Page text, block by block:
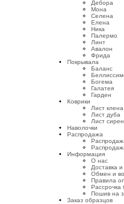
Дебора
Мона
Селена
Елена
Ника
Палермо
Линт
Авалон
Фрида
Покрывала
Баланс
Богема
Галатея
Гарден
Коврики
Лист клена
Лист дуба
Лист
Наволочки
Распродажа
Информация
О нас
Доставка
Обмен и
Правила
Рассрочка
Пошив на
Заказ образцов